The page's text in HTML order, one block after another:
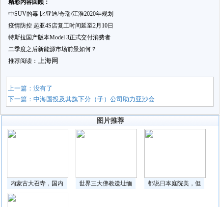
精彩内容回顾：
中SUV的毒 比亚迪/奇瑞/江淮2020年规划
疫情防控 起亚4S店复工时间延至2月10日
特斯拉国产版本Model 3正式交付消费者
二季度之后新能源市场前景如何？
推荐阅读： 上海网
上一篇：没有了
下一篇：中海国投及其旗下分（子）公司助力亚沙会
图片推荐
内蒙古大召寺，国内 世界三大佛教遗址缅 都说日本庭院美，但